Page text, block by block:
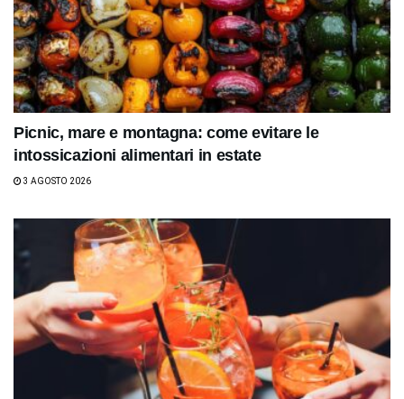
Picnic, mare e montagna: come evitare le
intossicazioni alimentari in estate
3 AGOSTO 2026